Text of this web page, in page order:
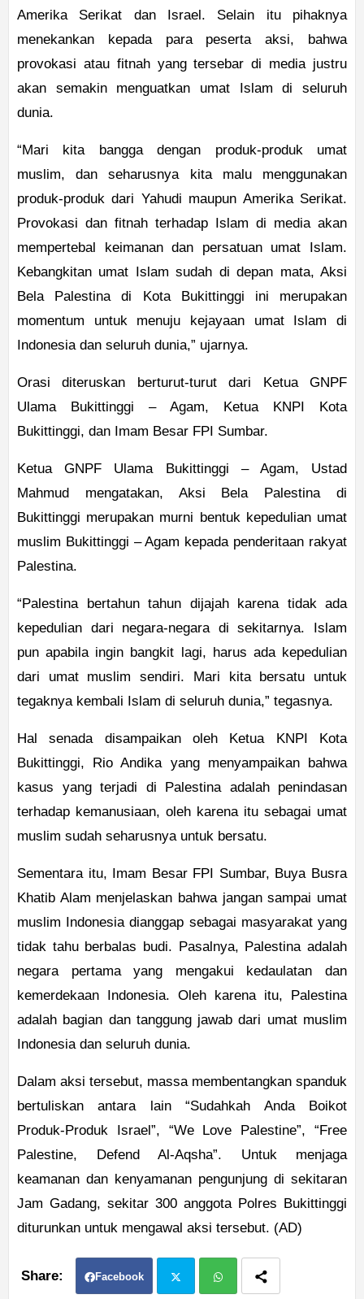
Amerika Serikat dan Israel. Selain itu pihaknya
menekankan kepada para peserta aksi, bahwa
provokasi atau fitnah yang tersebar di media justru
akan semakin menguatkan umat Islam di seluruh
dunia.
“Mari kita bangga dengan produk-produk umat
muslim, dan seharusnya kita malu menggunakan
produk-produk dari Yahudi maupun Amerika Serikat.
Provokasi dan fitnah terhadap Islam di media akan
mempertebal keimanan dan persatuan umat Islam.
Kebangkitan umat Islam sudah di depan mata, Aksi
Bela Palestina di Kota Bukittinggi ini merupakan
momentum untuk menuju kejayaan umat Islam di
Indonesia dan seluruh dunia,” ujarnya.
Orasi diteruskan berturut-turut dari Ketua GNPF
Ulama Bukittinggi – Agam, Ketua KNPI Kota
Bukittinggi, dan Imam Besar FPI Sumbar.
Ketua GNPF Ulama Bukittinggi – Agam, Ustad
Mahmud mengatakan, Aksi Bela Palestina di
Bukittinggi merupakan murni bentuk kepedulian umat
muslim Bukittinggi – Agam kepada penderitaan rakyat
Palestina.
“Palestina bertahun tahun dijajah karena tidak ada
kepedulian dari negara-negara di sekitarnya. Islam
pun apabila ingin bangkit lagi, harus ada kepedulian
dari umat muslim sendiri. Mari kita bersatu untuk
tegaknya kembali Islam di seluruh dunia,” tegasnya.
Hal senada disampaikan oleh Ketua KNPI Kota
Bukittinggi, Rio Andika yang menyampaikan bahwa
kasus yang terjadi di Palestina adalah penindasan
terhadap kemanusiaan, oleh karena itu sebagai umat
muslim sudah seharusnya untuk bersatu.
Sementara itu, Imam Besar FPI Sumbar, Buya Busra
Khatib Alam menjelaskan bahwa jangan sampai umat
muslim Indonesia dianggap sebagai masyarakat yang
tidak tahu berbalas budi. Pasalnya, Palestina adalah
negara pertama yang mengakui kedaulatan dan
kemerdekaan Indonesia. Oleh karena itu, Palestina
adalah bagian dan tanggung jawab dari umat muslim
Indonesia dan seluruh dunia.
Dalam aksi tersebut, massa membentangkan spanduk
bertuliskan antara lain “Sudahkah Anda Boikot
Produk-Produk Israel”, “We Love Palestine”, “Free
Palestine, Defend Al-Aqsha”. Untuk menjaga
keamanan dan kenyamanan pengunjung di sekitaran
Jam Gadang, sekitar 300 anggota Polres Bukittinggi
diturunkan untuk mengawal aksi tersebut. (AD)
Facebook